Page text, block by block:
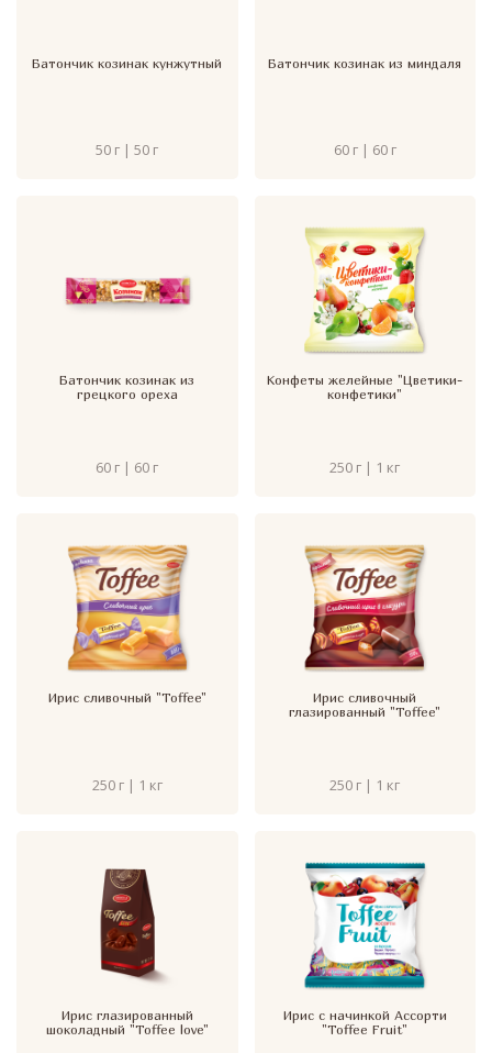
Батончик козинак кунжутный
50 г | 50 г
Батончик козинак из миндаля
60 г | 60 г
Батончик козинак из
грецкого ореха
60 г | 60 г
Конфеты желейные "Цветики-
конфетики"
250 г | 1 кг
Ирис сливочный "Toffee"
250 г | 1 кг
Ирис сливочный
глазированный "Toffee"
250 г | 1 кг
Ирис глазированный
шоколадный "Toffee love"
Ирис с начинкой Ассорти
"Toffee Fruit"